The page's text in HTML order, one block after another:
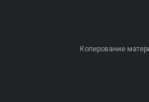
Копирование